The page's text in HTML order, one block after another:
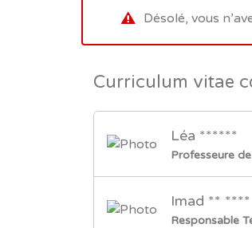
Désolé, vous
Curriculum vitae
Léa ******
Professeure
Imad **
Responsable